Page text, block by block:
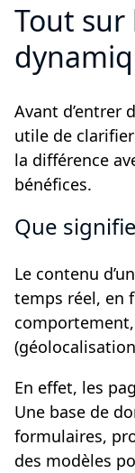
Tout sur
Avant d’entrer
utile de
la différence
bénéfices.
Que
Le contenu
temps réel, en
En effet, les
Une base de
formulaires,
des modèles